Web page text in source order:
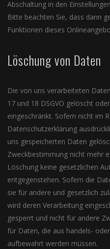
Abschaltung in den
Bitte beachten Sie, dass dann
Funktionen dieses
Löschung von Daten
Die von uns verarbeiteten
17 und 18 DSGVO gelöscht
eingeschränkt. Sofern nicht im
Datenschutzerklärung
uns gespeicherten Daten
Zweckbestimmung nicht mehr
Löschung keine gesetzlichen
entgegenstehen. Sofern die
sie für andere und gesetzlich
wird deren Verarbeitung
gesperrt und nicht für andere
für Daten, die aus handels-
aufbewahrt werden müssen.